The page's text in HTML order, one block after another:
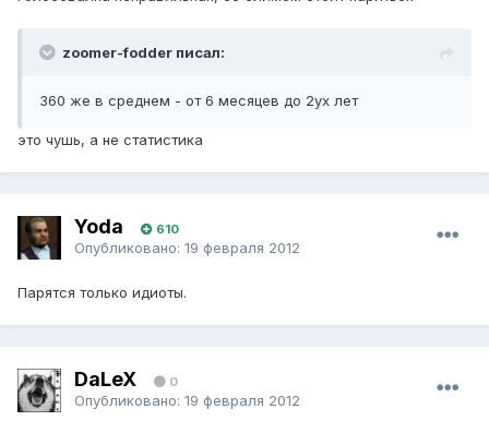
zoomer-fodder писал:
360 же в среднем - от 6 месяцев до 2ух лет
это чушь, а не статистика
Yoda 610
Опубликовано: 19 февраля 2012
Парятся только идиоты.
DaLeX 0
Опубликовано: 19 февраля 2012